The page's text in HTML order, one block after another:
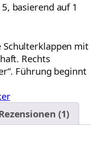
basierend auf 1
Schulterklappen mit
Rechts
Führung beginnt
(1)